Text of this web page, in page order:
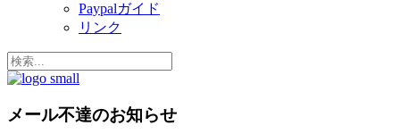
Paypalガイド
リンク
メール不達のお知らせ